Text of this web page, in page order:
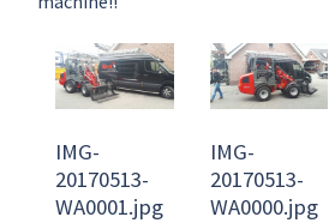
IMG-
20170513-
WA0001.jpg
IMG-
20170513-
WA0000.jpg